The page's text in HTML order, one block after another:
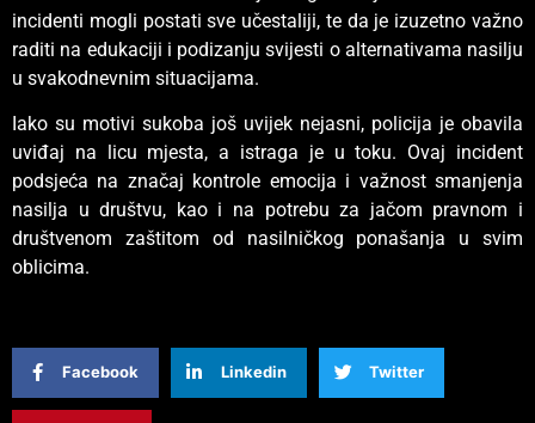
incidenti mogli postati sve učestaliji, te da je izuzetno važno
raditi na edukaciji i podizanju svijesti o alternativama nasilju
u svakodnevnim situacijama.
Iako su motivi sukoba još uvijek nejasni, policija je obavila
uviđaj na licu mjesta, a istraga je u toku. Ovaj incident
podsjeća na značaj kontrole emocija i važnost smanjenja
nasilja u društvu, kao i na potrebu za jačom pravnom i
društvenom zaštitom od nasilničkog ponašanja u svim
oblicima.
Facebook Linkedin Twitter